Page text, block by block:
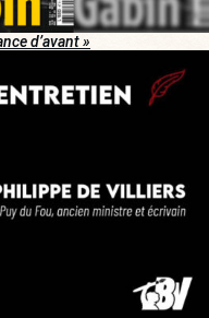
d’avant »